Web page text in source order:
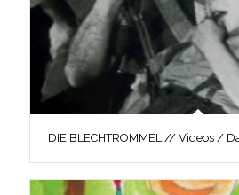
DIE BLECHTROMMEL // Videos /